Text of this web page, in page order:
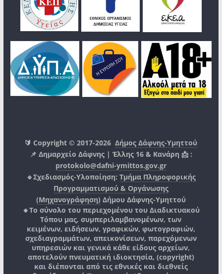
🔰 Copyright © 2017-2026Δήμος Δάφνης-Υμηττού
📌 Δημαρχείο Δάφνης | Έλλης 16 & Κανάρη 📩 :
protokolo@dafni-ymittos.gov.gr
🔹Σχεδιασμός-Υλοποίηση: Τμήμα Πληροφορικής
Προγραμματισμού & Οργάνωσης
(Μηχανογράφηση) Δήμου Δάφνης-Υμηττού
🔸Το σύνολο του περιεχομένου του Διαδικτυακού
Τόπου μας, συμπεριλαμβανομένων, των
κειμένων, ειδήσεων, γραφικών, φωτογραφιών,
σχεδιαγραμμάτων, απεικονίσεων, παρεχόμενων
υπηρεσιών και γενικά κάθε είδους αρχείων,
αποτελούν πνευματική ιδιοκτησία, (copyright)
και διέπονται από τις εθνικές και διεθνείς